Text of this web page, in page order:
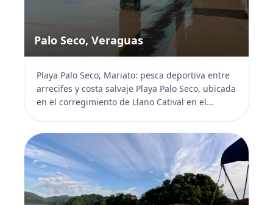
Palo Seco, Veraguas
Playa Palo Seco, Mariato: pesca deportiva entre
arrecifes y costa salvaje Playa Palo Seco, ubicada
en el corregimiento de Llano Catival en el